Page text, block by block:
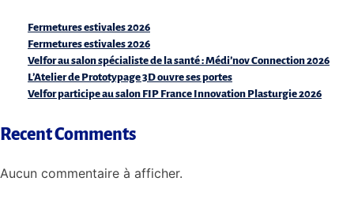
Fermetures estivales 2026
Fermetures estivales 2026
Velfor au salon spécialiste de la santé : Médi’nov Connection 2026
L’Atelier de Prototypage 3D ouvre ses portes
Velfor participe au salon FIP France Innovation Plasturgie 2026
Recent Comments
Aucun commentaire à afficher.